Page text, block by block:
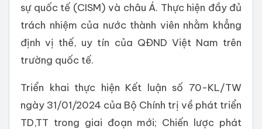
sự quốc tế (CISM) và châu Á. Thực hiện đầy đủ
trách nhiệm của nước thành viên nhằm khẳng
định vị thế, uy tín của QĐND Việt Nam trên
trường quốc tế.
Triển khai thực hiện Kết luận số 70-KL/TW
ngày 31/01/2024 của Bộ Chính trị về phát triển
TD,TT trong giai đoạn mới; Chiến lược phát